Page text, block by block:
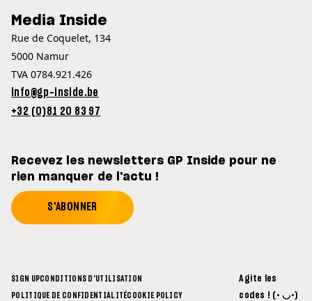
Media Inside
Rue de Coquelet, 134
5000 Namur
TVA 0784.921.426
info@gp-inside.be
+32 (0)81 20 83 97
Recevez les newsletters GP Inside pour ne
rien manquer de l'actu !
S'ABONNER
SIGN UPCONDITIONS D'UTILISATION
POLITIQUE DE CONFIDENTIALITÉCOOKIE POLICY
Agite les
codes ! (• ◡•)